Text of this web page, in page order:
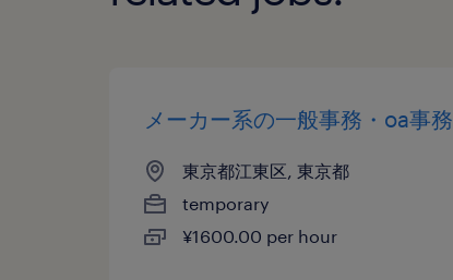
メーカー系の一般事務・oa事務
東京都江東区, 東京都
temporary
¥1600.00 per hour